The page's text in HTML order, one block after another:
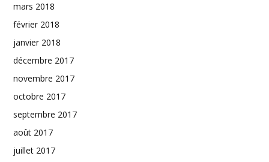
mars 2018
février 2018
janvier 2018
décembre 2017
novembre 2017
octobre 2017
septembre 2017
août 2017
juillet 2017